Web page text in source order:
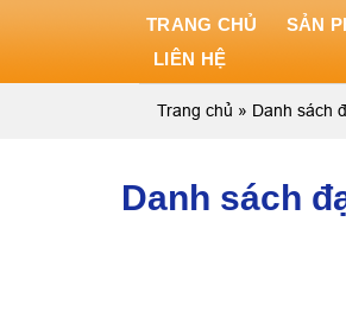
TRANG CHỦ SẢN
LIÊN HỆ
Trang chủ » Danh sách
Danh sách